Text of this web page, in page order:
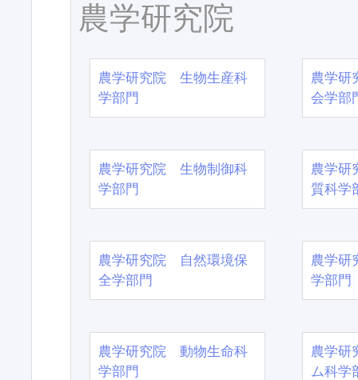
農学研究院
農学研究院 生物生産科
学部門
農学
会学部
農学研究院 生物制御科
学部門
農学
質科学
農学研究院 自然環境保
全学部門
農学
学部門
農学研究院 動物生命科
学部門
農学
ム科学